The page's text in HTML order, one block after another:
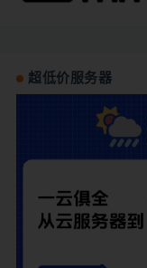
超低价服务器